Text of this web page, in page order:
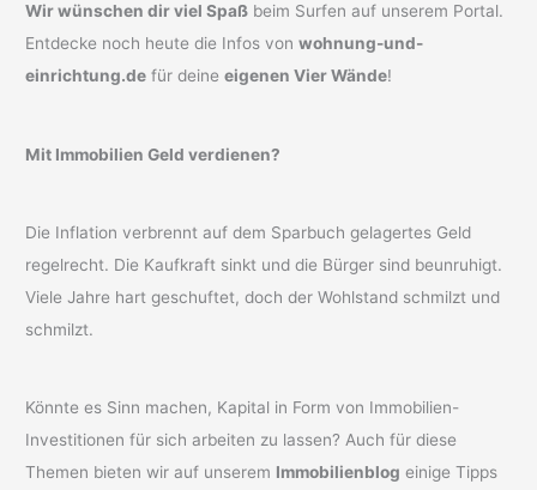
Wir wünschen dir viel Spaß beim Surfen auf unserem Portal.
Entdecke noch heute die Infos vonwohnung-und-
einrichtung.de für deineeigenen Vier Wände!
Mit Immobilien Geld verdienen?
Die Inflation verbrennt auf dem Sparbuch gelagertes Geld
regelrecht. Die Kaufkraft sinkt und die Bürger sind beunruhigt.
Viele Jahre hart geschuftet, doch der Wohlstand schmilzt und
schmilzt.
Könnte es Sinn machen, Kapital in Form von Immobilien-
Investitionen für sich arbeiten zu lassen? Auch für diese
Themen bieten wir auf unserem Immobilienblog einige Tipps